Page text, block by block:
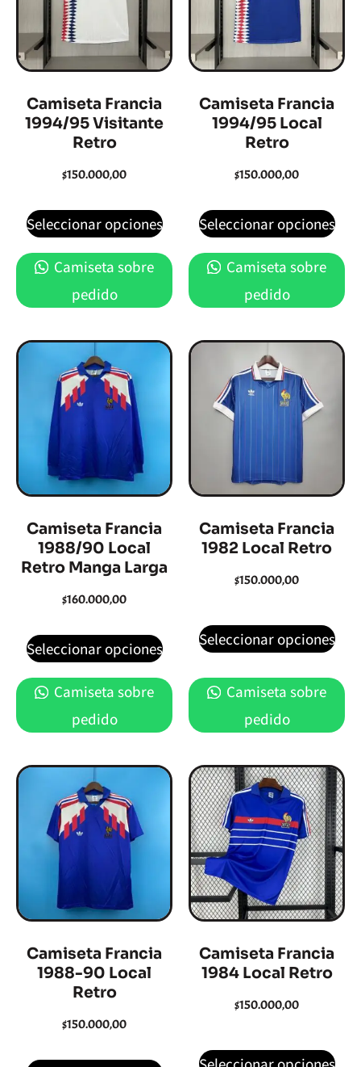
Camiseta Francia
1994/95 Visitante
Retro
$150.000,00
Seleccionar opciones
Camiseta sobre
pedido
Camiseta Francia
1994/95 Local
Retro
$150.000,00
Seleccionar opciones
Camiseta sobre
pedido
Camiseta Francia
1988/90 Local
Retro Manga Larga
$160.000,00
Seleccionar opciones
Camiseta sobre
pedido
Camiseta Francia
1982 Local Retro
$150.000,00
Seleccionar opciones
Camiseta sobre
pedido
Camiseta Francia
1988-90 Local
Retro
$150.000,00
Camiseta Francia
1984 Local Retro
$150.000,00